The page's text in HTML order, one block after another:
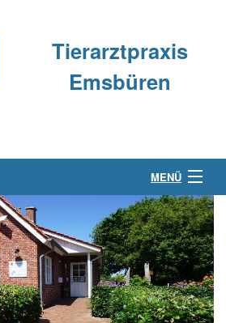
Tierarztpraxis
Emsbüren
MENÜ
Über uns
Kleintierpraxis
Großtierpraxis